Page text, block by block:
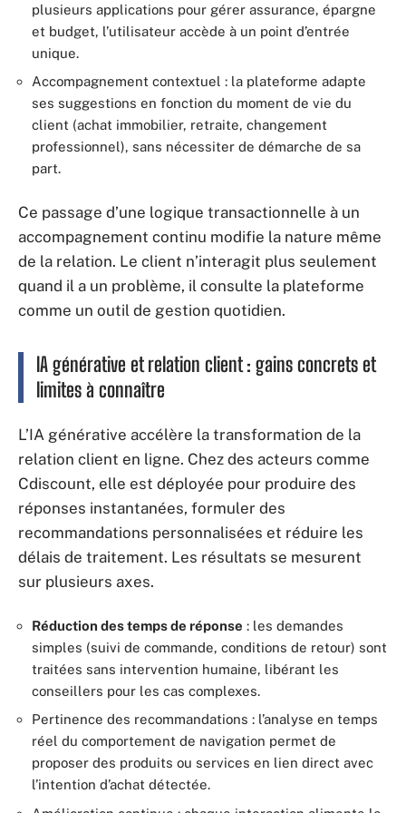
plusieurs applications pour gérer assurance, épargne
et budget, l’utilisateur accède à un point d’entrée
unique.
Accompagnement contextuel : la plateforme adapte
ses suggestions en fonction du moment de vie du
client (achat immobilier, retraite, changement
professionnel), sans nécessiter de démarche de sa
part.
Ce passage d’une logique transactionnelle à un
accompagnement continu modifie la nature même
de la relation. Le client n’interagit plus seulement
quand il a un problème, il consulte la plateforme
comme un outil de gestion quotidien.
IA générative et relation client : gains concrets et
limites à connaître
L’IA générative accélère la transformation de la
relation client en ligne. Chez des acteurs comme
Cdiscount, elle est déployée pour produire des
réponses instantanées, formuler des
recommandations personnalisées et réduire les
délais de traitement. Les résultats se mesurent
sur plusieurs axes.
Réduction des temps de réponse : les demandes
simples (suivi de commande, conditions de retour) sont
traitées sans intervention humaine, libérant les
conseillers pour les cas complexes.
Pertinence des recommandations : l’analyse en temps
réel du comportement de navigation permet de
proposer des produits ou services en lien direct avec
l’intention d’achat détectée.